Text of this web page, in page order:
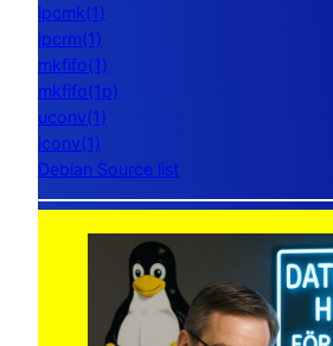
ipcmk(1)
ipcrm(1)
mkfifo(1)
mkfifo(1p)
uconv(1)
iconv(1)
Debian Source list